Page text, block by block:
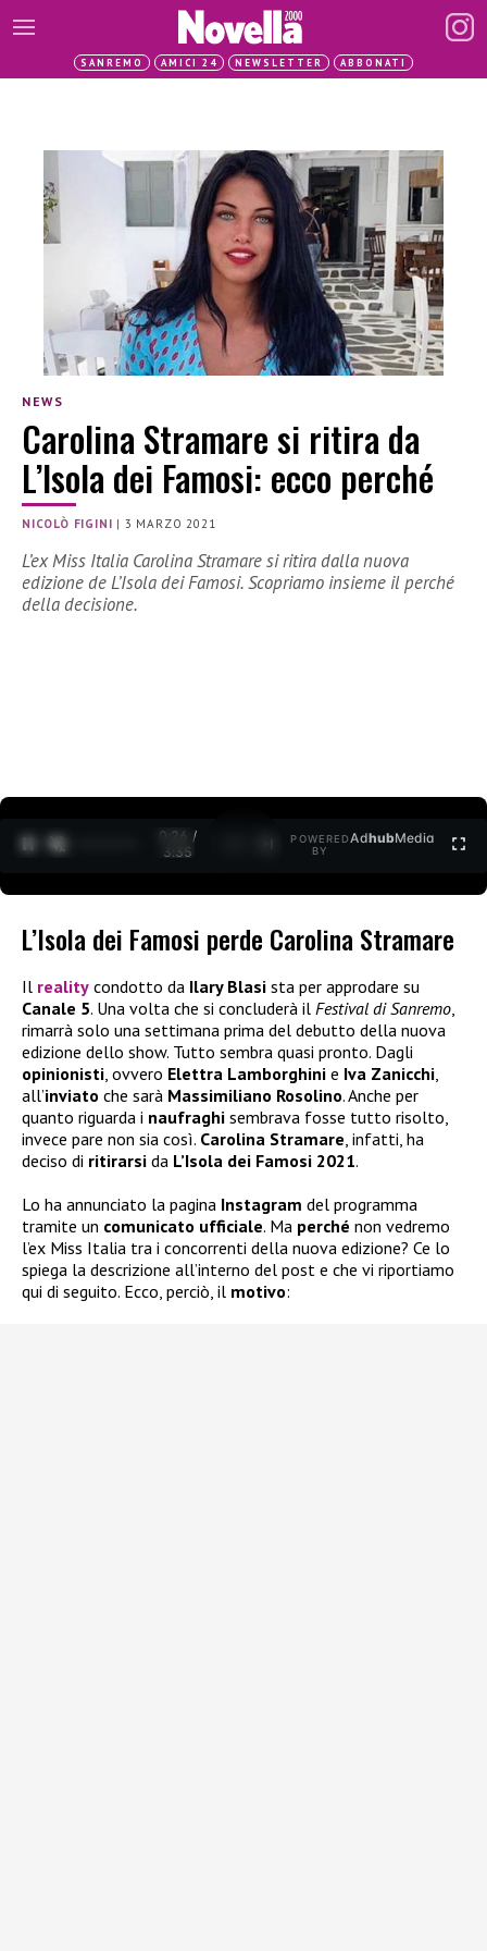
SANREMO AMICI 24 NEWSLETTER ABBONATI
NEWS
Carolina Stramare si ritira da
L’Isola dei Famosi: ecco perché
NICOLÒ FIGINI | 3 MARZO 2021
L’ex Miss Italia Carolina Stramare si ritira dalla nuova
edizione de L’Isola dei Famosi. Scopriamo insieme il perché
della decisione.
0:26 /
3:35
POWERED
BY
AdhubMedia
L’Isola dei Famosi perde Carolina Stramare
Il reality condotto da Ilary Blasi sta per approdare su
Canale 5. Una volta che si concluderà il Festival di Sanremo,
rimarrà solo una settimana prima del debutto della nuova
edizione dello show. Tutto sembra quasi pronto. Dagli
opinionisti, ovvero Elettra Lamborghini e Iva Zanicchi,
all’inviato che sarà Massimiliano Rosolino. Anche per
quanto riguarda i naufraghi sembrava fosse tutto risolto,
invece pare non sia così. Carolina Stramare, infatti, ha
deciso di ritirarsi da L’Isola dei Famosi 2021.
Lo ha annunciato la pagina Instagram del programma
tramite un comunicato ufficiale. Ma perché non vedremo
l’ex Miss Italia tra i concorrenti della nuova edizione? Ce lo
spiega la descrizione all’interno del post e che vi riportiamo
qui di seguito. Ecco, perciò, il motivo: